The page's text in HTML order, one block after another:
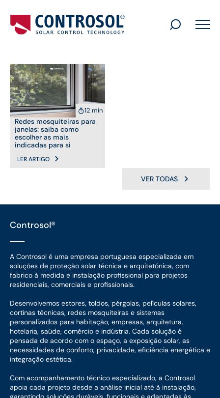
12 min
Redes mosquiteiras para
janelas: saiba como
escolher as mais
indicadas para si
LER ARTIGO
VER TODAS
Controsol®
A Controsol é uma empresa portuguesa especializada em
soluções de proteção solar técnica e arquitetónica, com
fabrico à medida e instalação profissional para projetos
residenciais, comerciais e profissionais.
Desenvolvemos estores, toldos, pérgolas, películas solares,
cortinas técnicas, redes mosquiteiras e sistemas
personalizados para habitação, empresas, arquitetura,
hotelaria, saúde, comércio e indústria. Cada solução é
pensada de acordo com o espaço, a exposição solar, as
necessidades de conforto, privacidade, eficiência energética e
integração estética.
Com acompanhamento técnico especializado, a Controsol
apoia cada projeto desde a análise inicial até à instalação,